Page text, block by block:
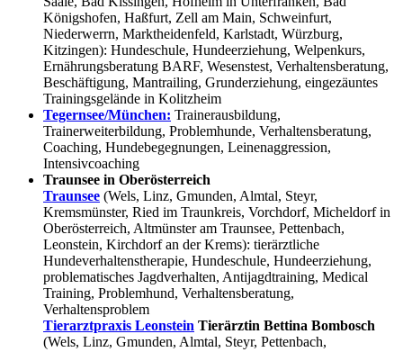
Königshofen, Haßfurt, Zell am Main, Schweinfurt,
Niederwerrn, Marktheidenfeld, Karlstadt, Würzburg,
Kitzingen): Hundeschule, Hundeerziehung, Welpenkurs,
Ernährungsberatung BARF, Wesenstest, Verhaltensberatung,
Beschäftigung, Mantrailing, Grunderziehung, eingezäuntes
Trainingsgelände in Kolitzheim
Tegernsee/München: Trainerausbildung,
Trainerweiterbildung, Problemhunde, Verhaltensberatung,
Coaching, Hundebegegnungen, Leinenaggression,
Intensivcoaching
Traunsee in Oberösterreich
Traunsee (Wels, Linz, Gmunden, Almtal, Steyr,
Kremsmünster, Ried im Traunkreis, Vorchdorf, Micheldorf in
Oberösterreich, Altmünster am Traunsee, Pettenbach,
Leonstein, Kirchdorf an der Krems): tierärztliche
Hundeverhaltenstherapie, Hundeschule, Hundeerziehung,
problematisches Jagdverhalten, Antijagdtraining, Medical
Training, Problemhund, Verhaltensberatung,
Verhaltensproblem
Tierarztpraxis Leonstein Tierärztin Bettina Bombosch
(Wels, Linz, Gmunden, Almtal, Steyr, Pettenbach,